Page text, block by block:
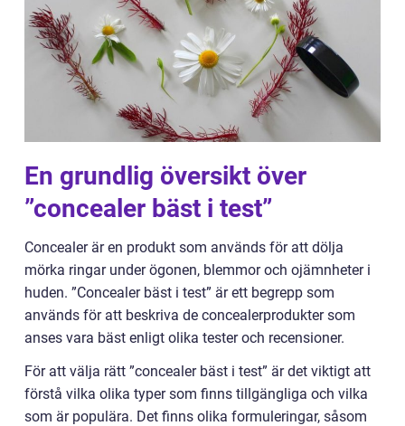
En grundlig översikt över
”concealer bäst i test”
Concealer är en produkt som används för att dölja
mörka ringar under ögonen, blemmor och ojämnheter i
huden. ”Concealer bäst i test” är ett begrepp som
används för att beskriva de concealerprodukter som
anses vara bäst enligt olika tester och recensioner.
För att välja rätt ”concealer bäst i test” är det viktigt att
förstå vilka olika typer som finns tillgängliga och vilka
som är populära. Det finns olika formuleringar, såsom